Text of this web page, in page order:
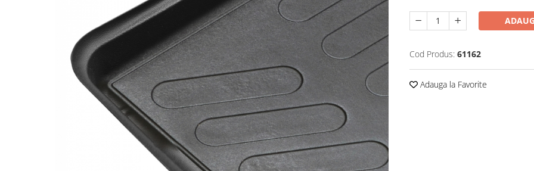
Alte Butoane/Comutatoare
Butoane Semnalizare
Schimbatoare Viteze
Paravanturi Auto / Deflectoare Aer
Cod Produs: 61162
Adauga la Favorite